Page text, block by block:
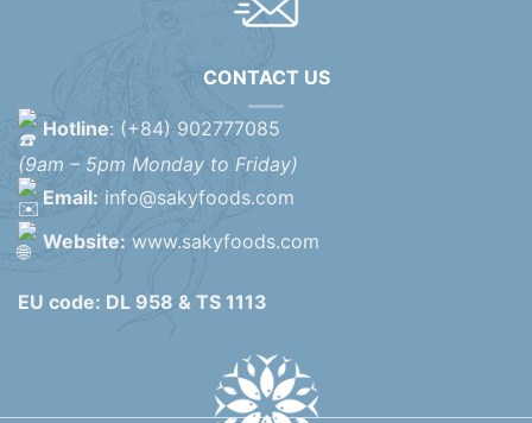
CONTACT US
Hotline: (+84) 902777085
(9am – 5pm Monday to Friday)
Email: info@sakyfoods.com
Website: www.sakyfoods.com
EU code: DL 958 & TS 1113